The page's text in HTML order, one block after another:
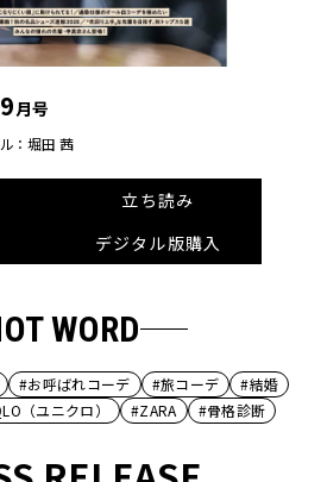
月号
：堀田 茜
立ち読み
デジタル版購入
WORD
#お呼ばれコーデ #旅コーデ
#結婚
（ユニクロ） #ZARA #骨格診断